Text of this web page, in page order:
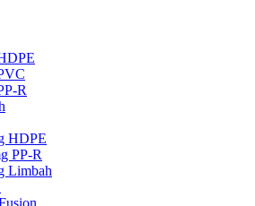
R
HDPE
PP-R
Limbah